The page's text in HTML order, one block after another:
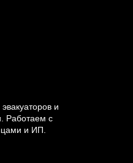
и
Работаем с
и ИП.